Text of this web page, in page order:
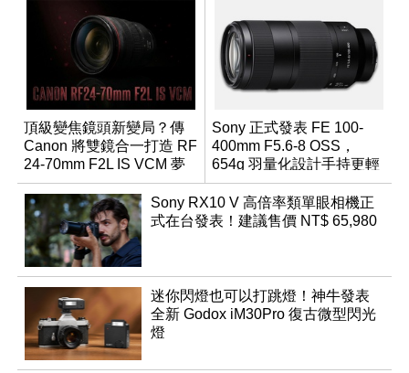
頂級變焦鏡頭新變局？傳
Canon 將雙鏡合一打造 RF
24-70mm F2L IS VCM 夢
幻規格
Sony 正式發表 FE 100-
400mm F5.6-8 OSS，
654g 羽量化設計手持更輕
鬆
Sony RX10 V 高倍率類單眼相機正
式在台發表！建議售價 NT$ 65,980
迷你閃燈也可以打跳燈！神牛發表
全新 Godox iM30Pro 復古微型閃光
燈